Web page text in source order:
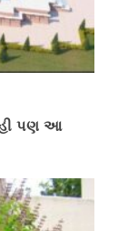
પણ આ